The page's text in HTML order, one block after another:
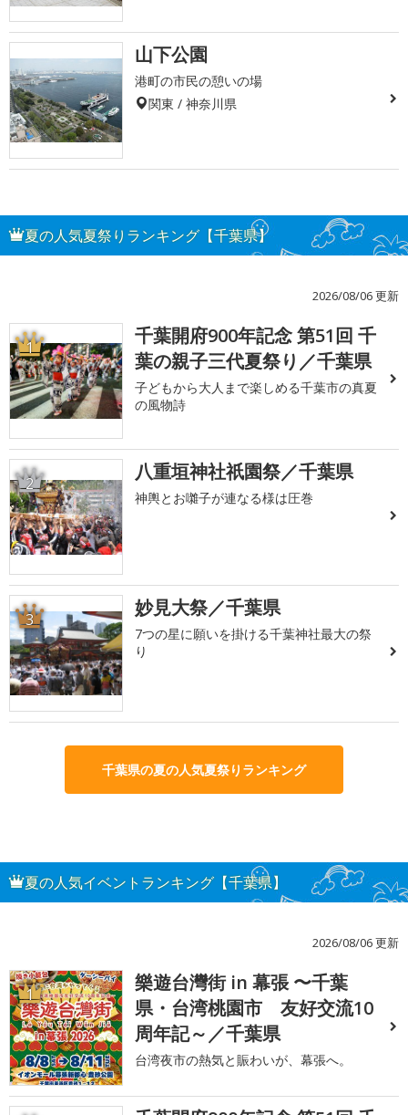
山下公園
港町の市民の憩いの場
関東 / 神奈川県
夏の人気夏祭りランキング【千葉県】
2026/08/06 更新
1
千葉開府900年記念 第51回 千
葉の親子三代夏祭り／千葉県
子どもから大人まで楽しめる千葉市の真夏
の風物詩
2 八重垣神社祇園祭／千葉県
神輿とお囃子が連なる様は圧巻
3 妙見大祭／千葉県
7つの星に願いを掛ける千葉神社最大の祭
り
千葉県の夏の人気夏祭りランキング
夏の人気イベントランキング【千葉県】
2026/08/06 更新
1
樂遊台灣街 in 幕張 〜千葉
県・台湾桃園市 友好交流10
周年記～／千葉県
台湾夜市の熱気と賑わいが、幕張へ。